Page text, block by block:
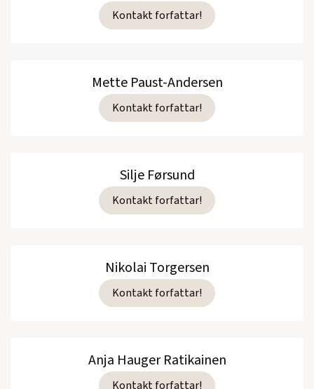
Kontakt forfattar!
Mette Paust-Andersen
Kontakt forfattar!
Silje Førsund
Kontakt forfattar!
Nikolai Torgersen
Kontakt forfattar!
Anja Hauger Ratikainen
Kontakt forfattar!